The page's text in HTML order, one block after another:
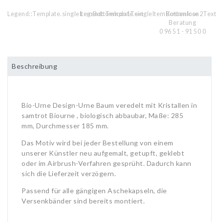
Legend::Template.singleItemBottomIcon1TextLegend::Template.singleItemBottomIcon2Text
Kostenlose
Beratung
0 96 51 - 91 50 0
Beschreibung
Bio-Urne Design-Urne Baum veredelt mit Kristallen in
samtrot Biourne , biologisch abbaubar, Maße: 285
mm, Durchmesser 185 mm.
Das Motiv wird bei jeder Bestellung von einem
unserer Künstler neu aufgemalt, getupft, geklebt
oder im Airbrush-Verfahren gesprüht. Dadurch kann
sich die Lieferzeit verzögern.
Passend für alle gängigen Aschekapseln, die
Versenkbänder sind bereits montiert.